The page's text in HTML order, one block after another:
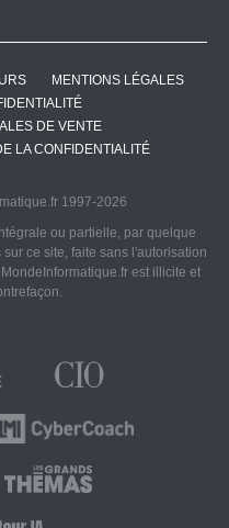
MENTIONS LÉGALES
DE VENTE
LA CONFIDENTIALITÉ
1997-2026
ou partielle, par quelque
ce site, faite sans l'autorisation
est illicite et